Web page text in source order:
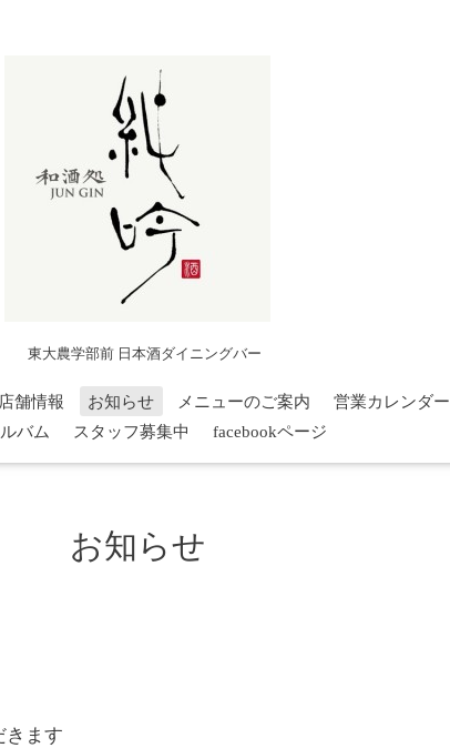
東大農学部前 日本酒ダイニングバー
店舗情報 お知らせ メニューのご案内 営業カレンダー
バム
スタッフ募集中 facebookページ
お知らせ
きます